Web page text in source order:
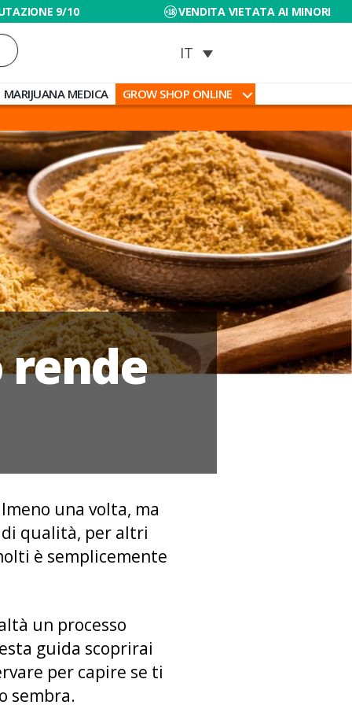
9/10 VENDITA VIETATA AI MINORI
MARIJUANA MEDICA GROW SHOP ONLINE
rende
una volta, ma
di qualità, per altri
è semplicemente
un processo
guida scoprirai
per capire se ti
sembra.